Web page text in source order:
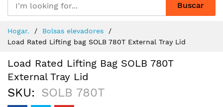
Buscar
Hogar.
Bolsas elevadores
Load Rated Lifting bag SOLB 780T External Tray Lid
Load Rated Lifting Bag SOLB 780T
External Tray Lid
SKU SOLB 780T